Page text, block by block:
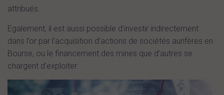
attribués.
Egalement, il est aussi possible d’investir indirectement
dans l’or par l’acquisition d’actions de sociétés aurifères en
Bourse, ou le financement des mines que d’autres se
chargent d’exploiter.